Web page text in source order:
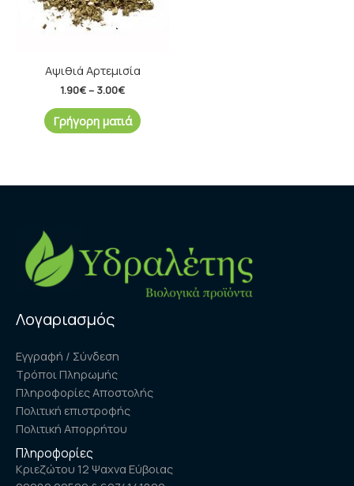
Αψιθιά Αρτεμισία
1.90€– 3.00€
Γρήγορη ματιά
Λογαριασμός
Εγγραφή / Σύνδεση
Τρόποι Πληρωμής
Πληροφορίες Αποστολής
Πολιτική επιστροφής
Πολιτική Απορρήτου
Πληροφορίες
Κριεζώτου 12 Ψαχνα Εύβοιας